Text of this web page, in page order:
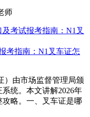
师
考指南：N1叉车证怎
）由市场监督管理局颁
统。本文讲解2026年
略。一、叉车证是哪